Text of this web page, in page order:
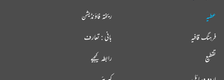
عطیہ
فرہنگ قافیہ
تقطیع
ریختہ فاؤنڈیشن
بانی : تعارف
رابطہ کیجیے